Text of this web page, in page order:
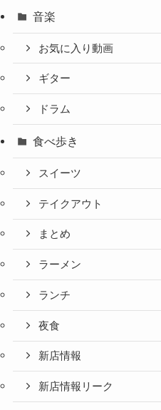
音楽
お気に入り動画
ギター
ドラム
食べ歩き
スイーツ
テイクアウト
まとめ
ラーメン
ランチ
夜食
新店情報
新店情報リーク